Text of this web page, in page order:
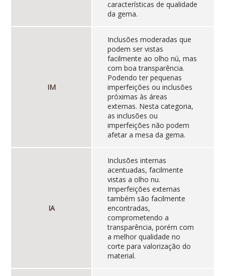
características de qualidade
da gema.
IM
Inclusões moderadas que
podem ser vistas
facilmente ao olho nú, mas
com boa transparência.
Podendo ter pequenas
imperfeições ou inclusões
próximas às áreas
externas. Nesta categoria,
as inclusões ou
imperfeições não podem
afetar a mesa da gema.
IA
Inclusões internas
acentuadas, facilmente
vistas a olho nu.
Imperfeições externas
também são facilmente
encontradas,
comprometendo a
transparência, porém com
a melhor qualidade no
corte para valorização do
material.